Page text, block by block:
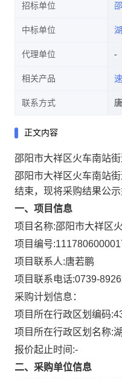
招标单位
中标单位
代理单位
相关产品
联系方式
正文内容
邵阳市大祥区火车南站
邵阳市大祥区火车南站
结束，现将采购结果公示
一、项目信息
项目名称:邵阳市大祥区
项目编号:
项目联系人:唐若鹏
项目联系电话:0739-
采购计划信息：
项目所在行政区划编码:
项目所在行政区划名称:
报价起止时间:-
二、采购单位信息